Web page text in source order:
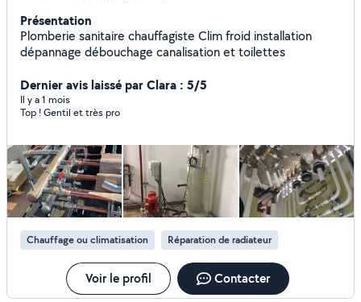
Présentation
Plomberie sanitaire chauffagiste Clim froid installation
dépannage débouchage canalisation et toilettes
Dernier avis laissé par Clara : 5/5
Il y a 1 mois
Top ! Gentil et très pro
Chauffage ou climatisation Réparation de radiateur
Voir le profil Contacter